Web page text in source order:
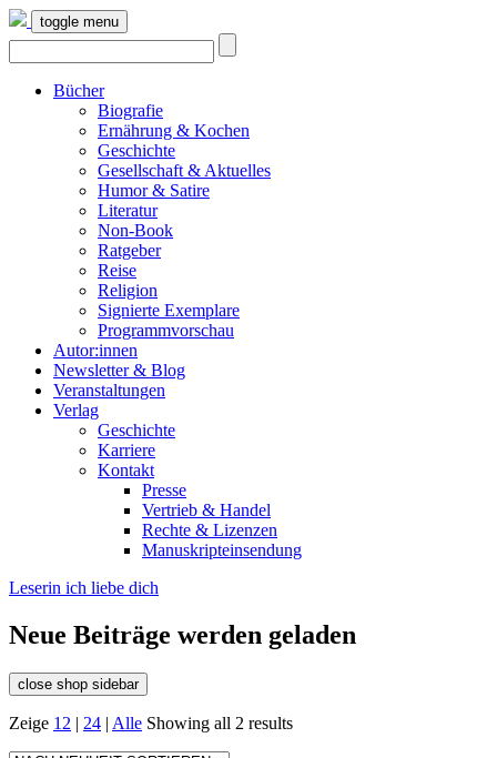
toggle menu
Bücher
Biografie
Ernährung & Kochen
Geschichte
Gesellschaft & Aktuelles
Humor & Satire
Literatur
Non-Book
Ratgeber
Reise
Religion
Signierte Exemplare
Programmvorschau
Autor:innen
Newsletter & Blog
Veranstaltungen
Verlag
Geschichte
Karriere
Kontakt
Presse
Vertrieb & Handel
Rechte & Lizenzen
Manuskripteinsendung
Leserin ich liebe dich
Neue Beiträge werden geladen
close shop sidebar
Zeige 12 | 24 | Alle Showing all 2 results